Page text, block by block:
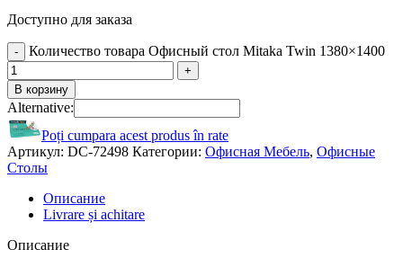
Доступно для заказа
Количество товара Офисный стол Mitaka Twin 1380×1400
В корзину
Alternative:
Poți cumpara acest produs în rate
Артикул: DC-72498 Категории: Офисная Мебель, Офисные
Столы
Описание
Livrare și achitare
Описание